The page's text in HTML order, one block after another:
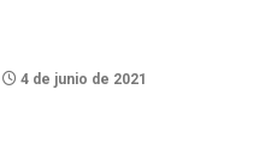
4 de junio de 2021